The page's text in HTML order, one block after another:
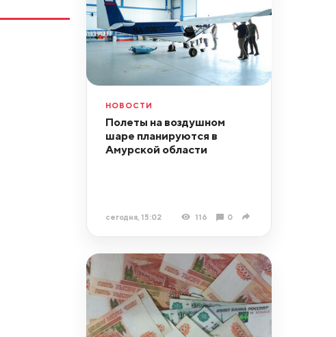
НОВОСТИ
Полеты на воздушном
шаре планируются в
Амурской области
сегодня, 15:02 116 0